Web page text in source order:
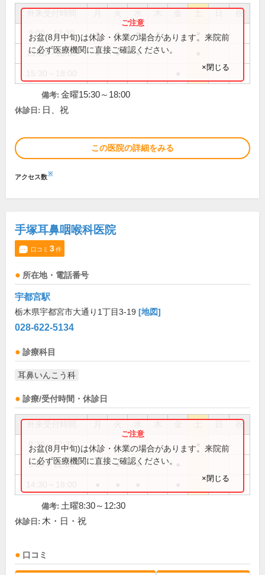
祝
9:00～12:30 ● ● ● ●
15:00～18:00 ● ● ●
お盆(8月中旬)は休診・休業の場合があります。来院前
に必ず医療機関に直接ご確認ください。
×閉じる
備考: 金曜15:30～18:00
休診日: 日、祝
この医院の詳細をみる
アクセス数※
手塚耳鼻咽喉科医院
口コミ 3件
所在地・電話番号
宇都宮駅
栃木県宇都宮市大通り1丁目3-19 [地図]
028-622-5134
診療科目
耳鼻いんこう科
診療/受付時間・休診日
祝
8:30～12:30
9:00～12:30 ● ● ●
お盆(8月中旬)は休診・休業の場合があります。来院前
に必ず医療機関に直接ご確認ください。
×閉じる
備考: 土曜8:30～12:30
休診日: 木・日・祝
口コミ